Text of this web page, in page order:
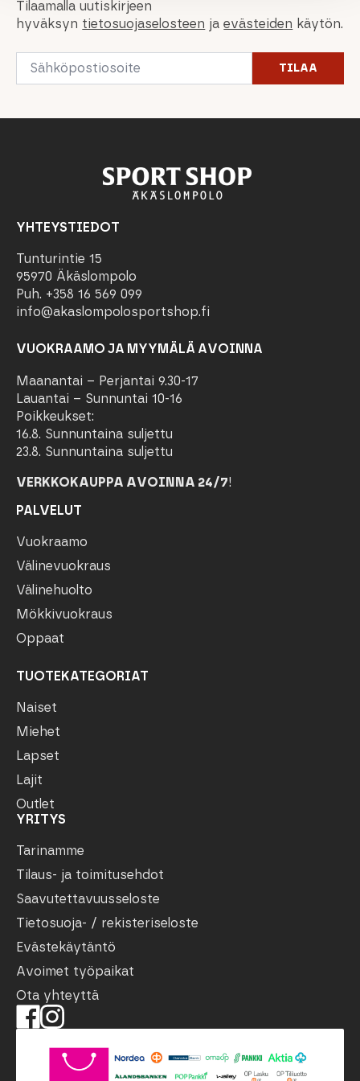
Tilaamalla uutiskirjeen
hyväksyn tietosuojaselosteen jaevästeiden käytön.
Email
TILAA
YHTEYSTIEDOT
Tunturintie 15
95970 Äkäslompolo
Puh. +358 16 569 099
info@akaslompolosportshop.fi
VUOKRAAMO JA MYYMÄLÄ AVOINNA
Maanantai – Perjantai 9.30-17
Lauantai – Sunnuntai 10-16
Poikkeukset:
16.8. Sunnuntaina suljettu
23.8. Sunnuntaina suljettu
VERKKOKAUPPA AVOINNA 24/7!
PALVELUT
Vuokraamo
Välinevuokraus
Välinehuolto
Mökkivuokraus
Oppaat
TUOTEKATEGORIAT
Naiset
Miehet
Lapset
Lajit
Outlet
YRITYS
Tarinamme
Tilaus- ja toimitusehdot
Saavutettavuusseloste
Tietosuoja- / rekisteriseloste
Evästekäytäntö
Avoimet työpaikat
Ota yhteyttä